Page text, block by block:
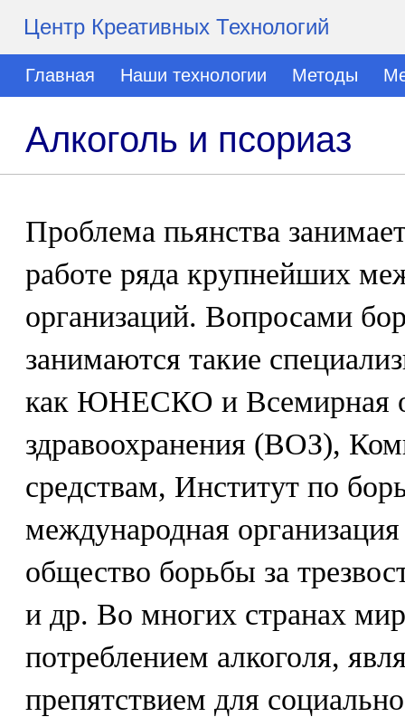
Центр Креативных Технологий
Главная Наши технологии Методы
Алкоголь и псориаз
Проблема пьянства
работе ряда крупнейших
организаций. Вопросами
занимаются такие
как ЮНЕСКО и Всемирная
здравоохранения (ВОЗ),
средствам, Институт по
международная
общество борьбы за
и др. Во многих странах
потреблением алкоголя,
препятствием для